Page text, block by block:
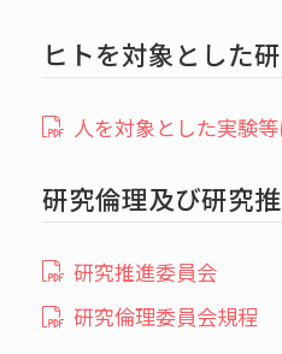
ヒトを対象とした
人を対象とした実験
研究倫理及び研究
研究推進委員会
研究倫理委員会規程